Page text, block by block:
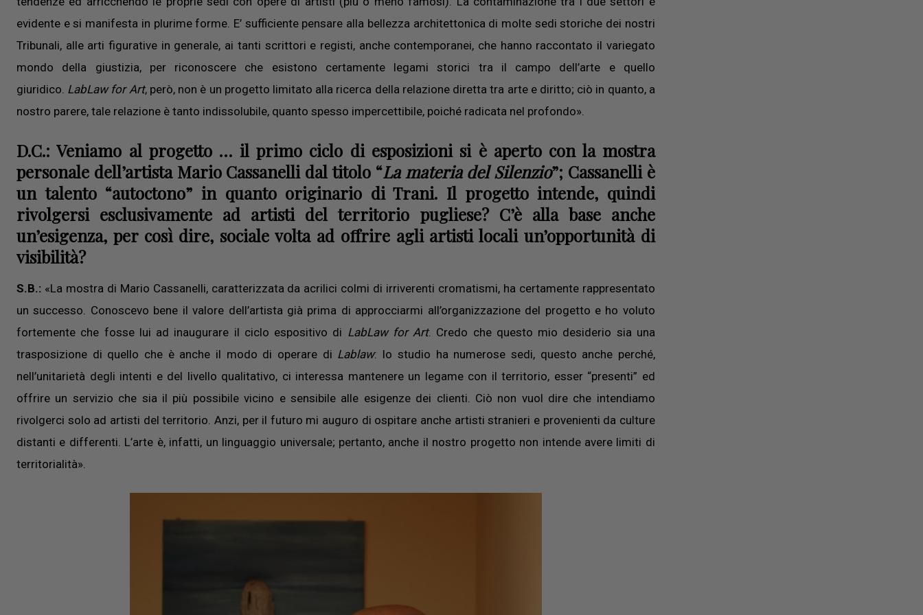
evidente e si manifesta in plurime forme. E’ sufficiente pensare alla bellezza architettonica di molte sedi storiche dei nostri
Tribunali, alle arti figurative in generale, ai tanti scrittori e registi, anche contemporanei, che hanno raccontato il variegato
mondo della giustizia, per riconoscere che esistono certamente legami storici tra il campo dell’arte e quello
giuridico. LabLaw for Art, però, non è un progetto limitato alla ricerca della relazione diretta tra arte e diritto; ciò in quanto, a
nostro parere, tale relazione è tanto indissolubile, quanto spesso impercettibile, poiché radicata nel profondo».
D.C.: Veniamo al progetto … il primo ciclo di esposizioni si è aperto con la mostra
personale dell’artista Mario Cassanelli dal titolo “La materia del Silenzio”; Cassanelli è
un talento “autoctono” in quanto originario di Trani. Il progetto intende, quindi
rivolgersi esclusivamente ad artisti del territorio pugliese? C’è alla base anche
un’esigenza, per così dire, sociale volta ad offrire agli artisti locali un’opportunità di
visibilità?
S.B.: «La mostra di Mario Cassanelli, caratterizzata da acrilici colmi di irriverenti cromatismi, ha certamente rappresentato
un successo. Conoscevo bene il valore dell’artista già prima di approcciarmi all’organizzazione del progetto e ho voluto
fortemente che fosse lui ad inaugurare il ciclo espositivo di LabLaw for Art. Credo che questo mio desiderio sia una
trasposizione di quello che è anche il modo di operare di Lablaw: lo studio ha numerose sedi, questo anche perché,
nell’unitarietà degli intenti e del livello qualitativo, ci interessa mantenere un legame con il territorio, esser “presenti” ed
offrire un servizio che sia il più possibile vicino e sensibile alle esigenze dei clienti. Ciò non vuol dire che intendiamo
rivolgerci solo ad artisti del territorio. Anzi, per il futuro mi auguro di ospitare anche artisti stranieri e provenienti da culture
distanti e differenti. L’arte è, infatti, un linguaggio universale; pertanto, anche il nostro progetto non intende avere limiti di
territorialità».